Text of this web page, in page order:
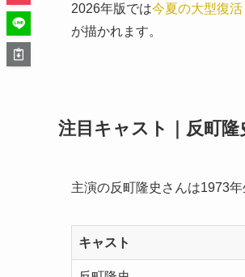
2026年版では今夏の大型復活
が描かれます。
注目キャスト｜反町
主演の反町隆史さんは1973
キャスト